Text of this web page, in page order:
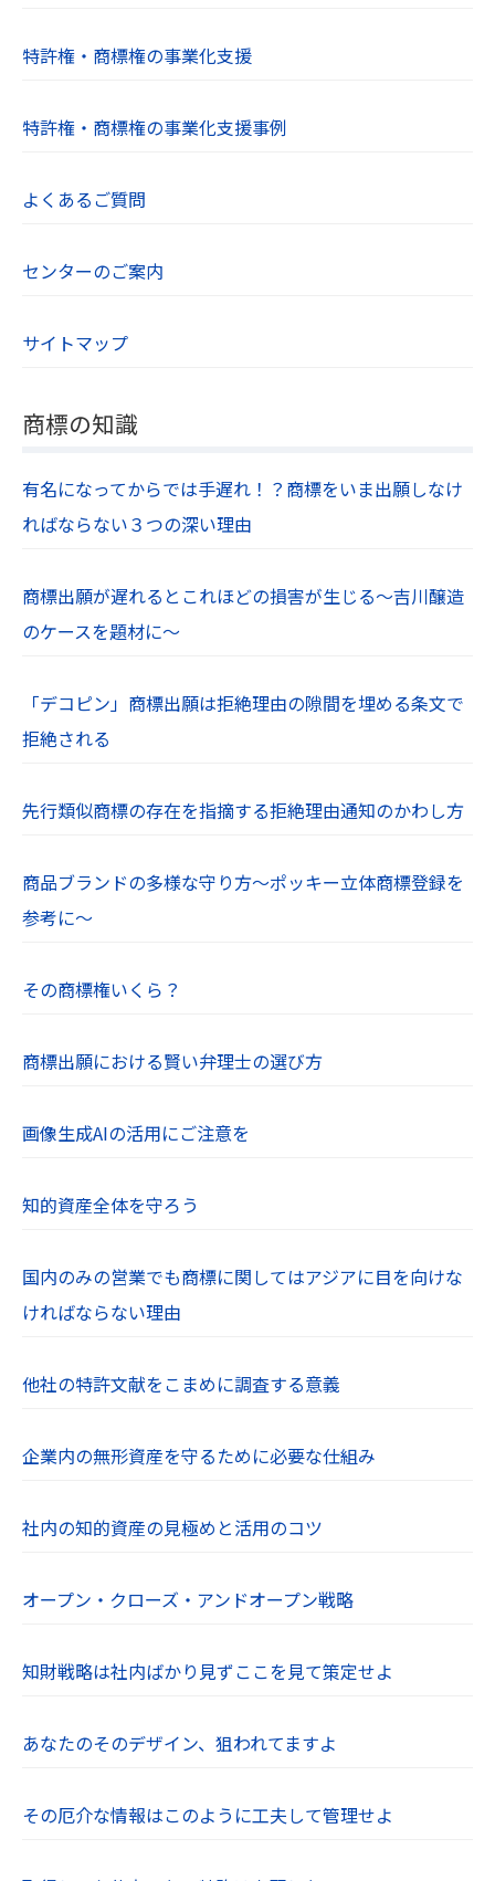
特許権・商標権の事業化支援
特許権・商標権の事業化支援事例
よくあるご質問
センターのご案内
サイトマップ
商標の知識
有名になってからでは手遅れ！？商標をいま出願しなけ
ればならない３つの深い理由
商標出願が遅れるとこれほどの損害が生じる～吉川醸造
のケースを題材に～
「デコピン」商標出願は拒絶理由の隙間を埋める条文で
拒絶される
先行類似商標の存在を指摘する拒絶理由通知のかわし方
商品ブランドの多様な守り方～ポッキー立体商標登録を
参考に～
その商標権いくら？
商標出願における賢い弁理士の選び方
画像生成AIの活用にご注意を
知的資産全体を守ろう
国内のみの営業でも商標に関してはアジアに目を向けな
ければならない理由
他社の特許文献をこまめに調査する意義
企業内の無形資産を守るために必要な仕組み
社内の知的資産の見極めと活用のコツ
オープン・クローズ・アンドオープン戦略
知財戦略は社内ばかり見ずここを見て策定せよ
あなたのそのデザイン、狙われてますよ
その厄介な情報はこのように工夫して管理せよ